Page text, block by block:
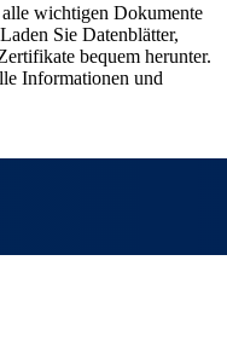
wichtigen Dokumente
Sie Datenblätter,
bequem herunter.
Informationen und